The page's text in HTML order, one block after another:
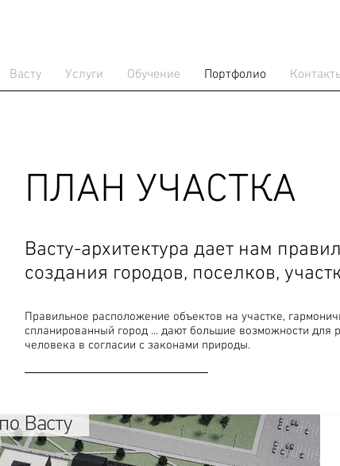
Васту Услуги Обучение Портфолио
ПЛАН УЧАСТКА
Васту-архитектура дает нам
создания городов, поселков,
Правильное расположение объектов на участке,
спланированный город ... дают большие возможности для
человека в согласии с законами природы.